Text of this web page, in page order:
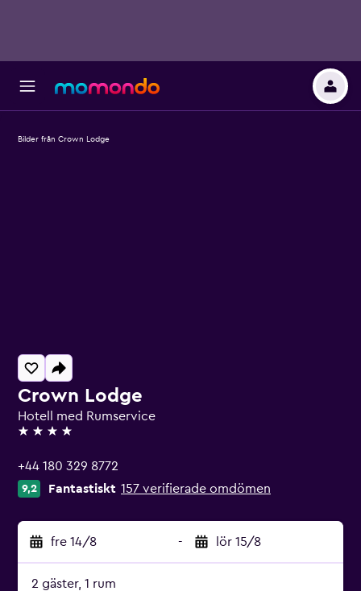
Crown Lodge
Hotell med Rumservice
4 stjärnor
+44 180 329 8772
9,2 Fantastiskt 157 verifierade omdömen
fre 14/8 - lör 15/8
2 gäster, 1 rum
Bilder från Crown Lodge